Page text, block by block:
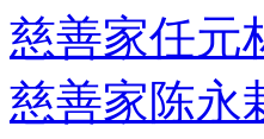
慈善家任元
慈善家陈永